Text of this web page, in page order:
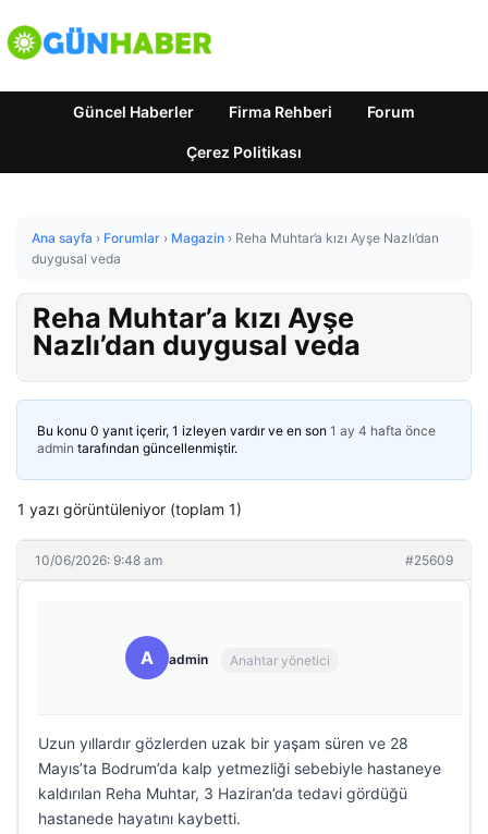
Güncel Haberler Firma Rehberi Forum
Çerez Politikası
Ana sayfa › Forumlar › Magazin › Reha Muhtar’a kızı Ayşe Nazlı’dan
duygusal veda
Reha Muhtar’a kızı Ayşe
Nazlı’dan duygusal veda
Bu konu 0 yanıt içerir, 1 izleyen vardır ve en son 1 ay 4 hafta önce
admin tarafından güncellenmiştir.
1 yazı görüntüleniyor (toplam 1)
10/06/2026: 9:48 am #25609
A admin Anahtar yönetici
Uzun yıllardır gözlerden uzak bir yaşam süren ve 28
Mayıs’ta Bodrum’da kalp yetmezliği sebebiyle hastaneye
kaldırılan Reha Muhtar, 3 Haziran’da tedavi gördüğü
hastanede hayatını kaybetti.